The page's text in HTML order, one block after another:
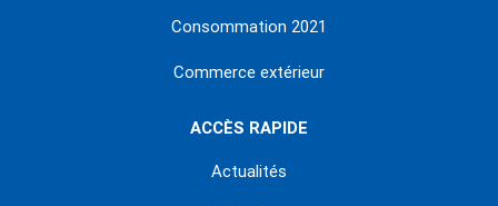
Consommation 2021
Commerce extérieur
ACCÈS RAPIDE
Actualités